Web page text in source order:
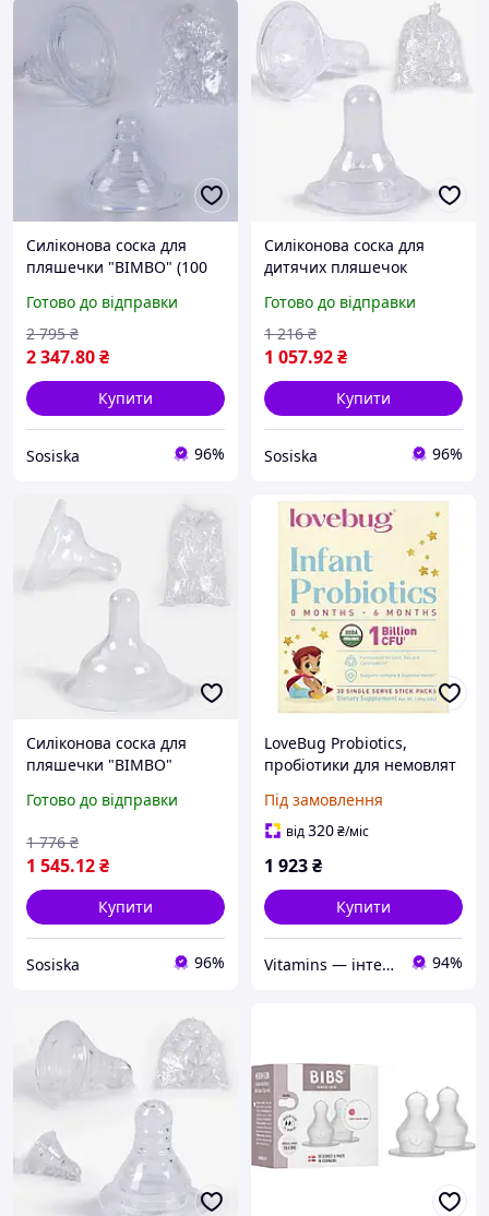
Силіконова соска для
пляшечки "BIMBO" (100
Готово до відправки
2 347.80₴
2 795 ₴
Купити
Sosiska 96%
Силіконова соска для
дитячих пляшечок
шт.
Готово до відправки
1 057.92₴
1 216 ₴
Купити
Sosiska 96%
Силіконова соска для
пляшечки "BIMBO"
Готово до відправки
1 545.12₴
1 776 ₴
Купити
Sosiska 96%
LoveBug Probiotics,
пробіотики для немовлят
КУО, 30 пакетиків в
індивідуальній упаковці,
Під замовлення
від320₴/міс
1 923₴
Купити
Vitamins — інтернет-магазин вітамінів та мінералів 94%